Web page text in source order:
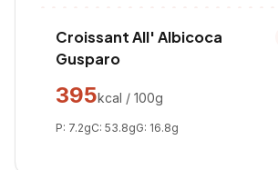
Croissant All' Albicoca
Gusparo
395kcal / 100g
P: 7.2gC: 53.8gG: 16.8g